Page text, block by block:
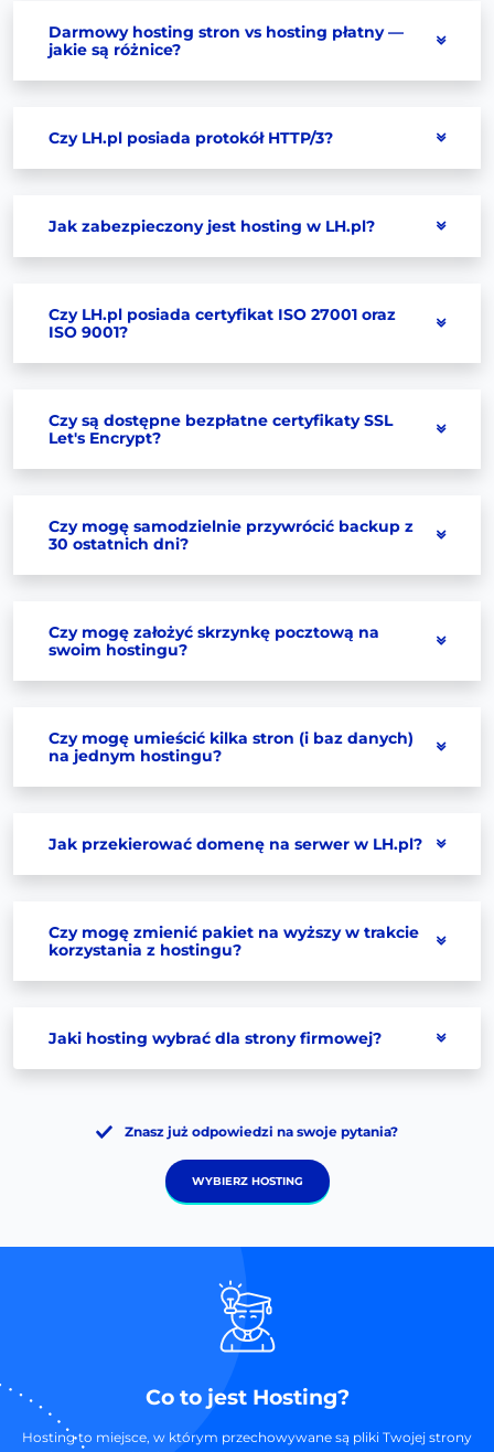
Darmowy hosting stron vs hosting płatny —
jakie są różnice?
Czy LH.pl posiada protokół HTTP/3?
Jak zabezpieczony jest hosting w LH.pl?
Czy LH.pl posiada certyfikat ISO 27001 oraz
ISO 9001?
Czy są dostępne bezpłatne certyfikaty SSL
Let's Encrypt?
Czy mogę samodzielnie przywrócić backup z
30 ostatnich dni?
Czy mogę założyć skrzynkę pocztową na
swoim hostingu?
Czy mogę umieścić kilka stron (i baz danych)
na jednym hostingu?
Jak przekierować domenę na serwer w LH.pl?
Czy mogę zmienić pakiet na wyższy w trakcie
korzystania z hostingu?
Jaki hosting wybrać dla strony firmowej?
Znasz już odpowiedzi na swoje pytania?
WYBIERZ HOSTING
Co to jest Hosting?
Hosting to miejsce, w którym przechowywane są pliki Twojej strony